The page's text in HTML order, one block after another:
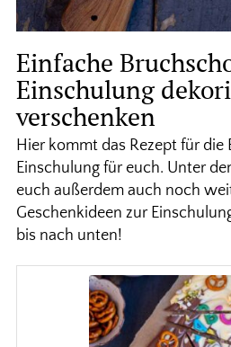
Einfache
Einschulung
verschenken
Hier kommt das Rezept für
Einschulung für euch. Unter
euch außerdem auch noch
Geschenkideen zur
bis nach unten!